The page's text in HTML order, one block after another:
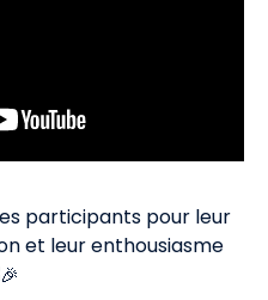
participants pour leur
et leur enthousiasme